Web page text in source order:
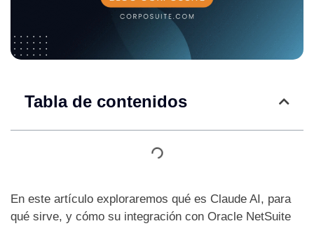
Tabla de contenidos
En este artículo exploraremos qué es Claude AI, para
qué sirve, y cómo su integración con Oracle NetSuite